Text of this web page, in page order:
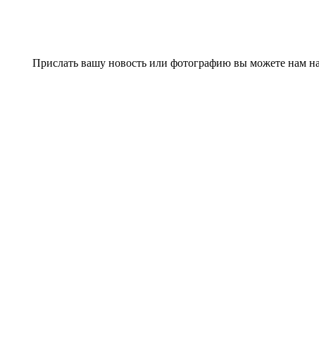
Прислать вашу новость или фотографию вы можете нам